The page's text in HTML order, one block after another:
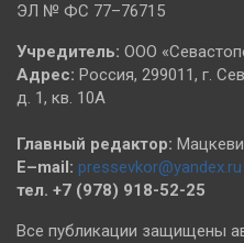
ЭЛ № ФС 77–76715
Учредитель: ООО
Адрес: Россия, 299011, г.
д. 1, кв. 10А
Главный редактор:
E–mail: pressevkor@yandex.ru
тел. +7 (978) 918-52-25
Все публикации защищены